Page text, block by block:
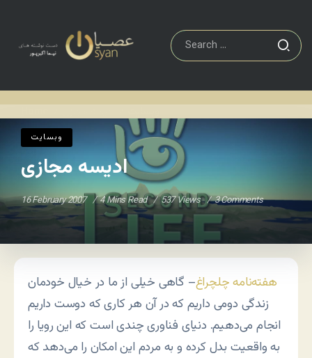
وبسایت
ادیسه مجازی
16 February 2007 4 Mins Read 537 Views 3 Comments
هفته‌نامه چلچراغ– گاهی خیلی از ما در خیال خودمان
زندگی دومی داریم که در آن هر کاری که دوست داریم
انجام می‌دهیم. دنیای فناوری چندی است که این رویا را
به واقعیت بدل کرده و به مردم این امکان را می‌دهد که